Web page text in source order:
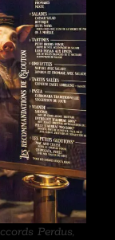
Perdus,